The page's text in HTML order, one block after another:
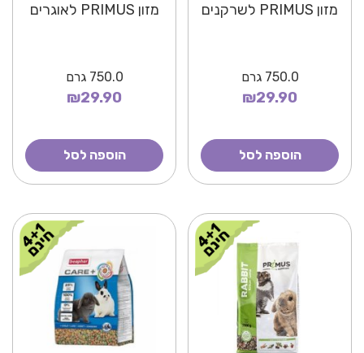
מזון PRIMUS לשרקנים
750.0 גרם
₪29.90
הוספה לסל
מזון PRIMUS לאוגרים
750.0 גרם
₪29.90
הוספה לסל